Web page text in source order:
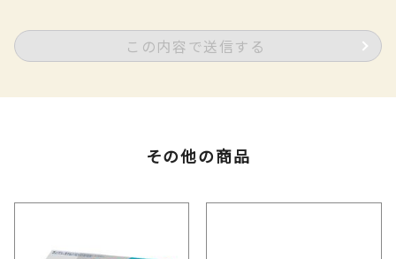
この内容で送信する
その他の商品